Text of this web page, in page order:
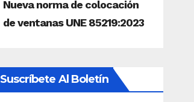
Suscríbete Al Boletín